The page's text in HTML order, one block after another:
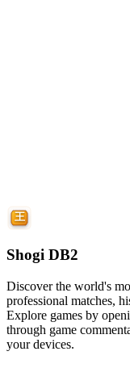
Shogi DB2
Discover the world's
professional matches,
Explore games by
through game
your devices.